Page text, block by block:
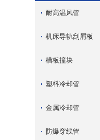
耐高温风管
机床导轨刮屑板
槽板撞块
塑料冷却管
金属冷却管
防爆穿线管